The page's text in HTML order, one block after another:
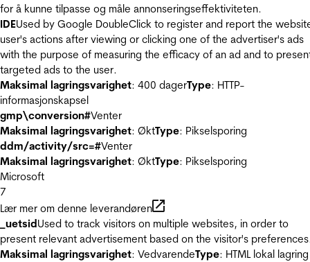
for å kunne tilpasse og måle annonseringseffektiviteten.
IDEUsed by Google DoubleClick to register and report the
user's actions after viewing or clicking one of the advertiser's ads
with the purpose of measuring the efficacy of an ad and to
targeted ads to the user.
Maksimal lagringsvarighet: 400 dagerType: HTTP-
informasjonskapsel
gmp\conversion#Venter
Maksimal lagringsvarighet: ØktType: Pikselsporing
ddm/activity/src=#Venter
Maksimal lagringsvarighet: ØktType: Pikselsporing
Microsoft
7
Lær mer om denne leverandøren
_uetsidUsed to track visitors on multiple websites, in order to
present relevant advertisement based on the visitor's
Maksimal lagringsvarighet: VedvarendeType: HTML lokal lagring